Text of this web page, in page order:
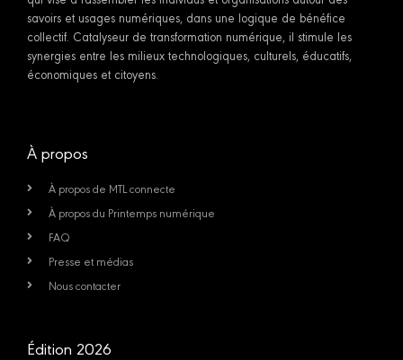
savoirs et usages numériques, dans une logique de bénéfice
collectif. Catalyseur de transformation numérique, il stimule les
synergies entre les milieux technologiques, culturels, éducatifs,
économiques et citoyens.
À propos
À propos de MTL connecte
À propos du Printemps numérique
FAQ
Presse et médias
Nous contacter
Édition 2026